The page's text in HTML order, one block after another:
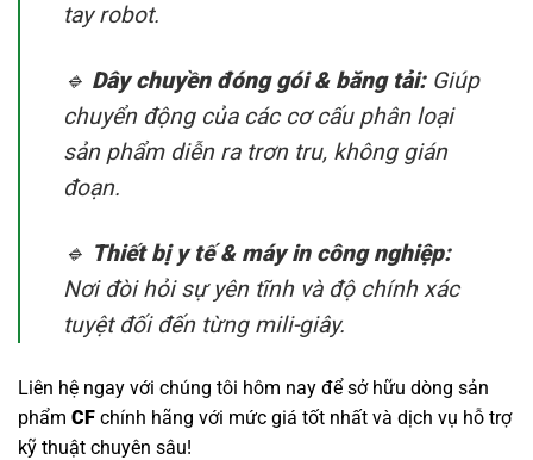
tay robot.
🔹 Dây chuyền đóng gói & băng tải:Giúp
chuyển động của các cơ cấu phân loại
sản phẩm diễn ra trơn tru, không gián
đoạn.
🔹 Thiết bị y tế & máy in công nghiệp:
Nơi đòi hỏi sự yên tĩnh và độ chính xác
tuyệt đối đến từng mili-giây.
Liên hệ ngay với chúng tôi hôm nay để sở hữu dòng sản
phẩm CF chính hãng với mức giá tốt nhất và dịch vụ hỗ trợ
kỹ thuật chuyên sâu!